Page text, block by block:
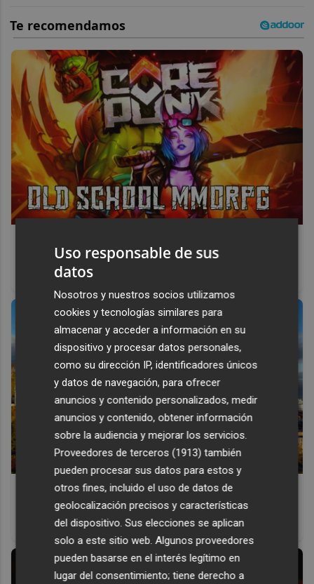
Un verdadero MMORPG de la vieja escuela ¡Cómo los de
antes, pero mejor!
Dónde viajar en 2026
Los destinos que todos van a querer visitar el próximo
Uso responsable de sus
datos
Nosotros y nuestros socios utilizamos
cookies y tecnologías similares para
almacenar y acceder a información en su
dispositivo y procesar datos personales,
como su dirección IP, identificadores únicos
y datos de navegación, para ofrecer
anuncios y contenido personalizados, medir
anuncios y contenido, obtener información
sobre la audiencia y mejorar los servicios.
Proveedores de terceros (1913) también
pueden procesar sus datos para estos y
otros fines, incluido el uso de datos de
geolocalización precisos y características
del dispositivo. Sus elecciones se aplican
solo a este sitio web. Algunos proveedores
pueden basarse en el interés legítimo en
lugar del consentimiento; tiene derecho a